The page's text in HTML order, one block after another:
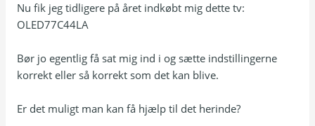
Nu fik jeg tidligere på året indkøbt mig dette tv:
OLED77C44LA
Bør jo egentlig få sat mig ind i og sætte indstillingerne
korrekt eller så korrekt som det kan blive.
Er det muligt man kan få hjælp til det herinde?